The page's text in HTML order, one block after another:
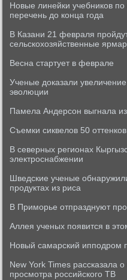
Новые линейки учебников
перечень до конца года
В Казани 21 февраля
сельскохозяйственные
Весна стартует в феврале
Ученые доказали
эволюции
Памела Андерсон выгнала
Съемки сиквелов 50
В северных регионах
электроснабжении
Шведские ученые
продуктах из риса
В Приморье отпразднуют
Аллея ученых появится в
Новый самарский ипподром
New York Times рассказала
просмотра российского ТВ